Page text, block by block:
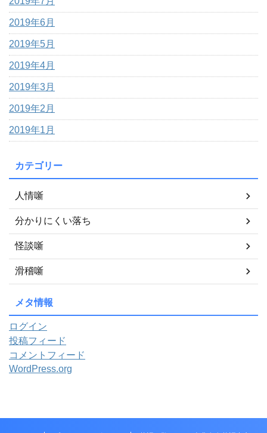
2019年6月
2019年5月
2019年4月
2019年3月
2019年2月
2019年1月
カテゴリー
人情噺
分かりにくい落ち
怪談噺
滑稽噺
メタ情報
ログイン
投稿フィード
コメントフィード
WordPress.org